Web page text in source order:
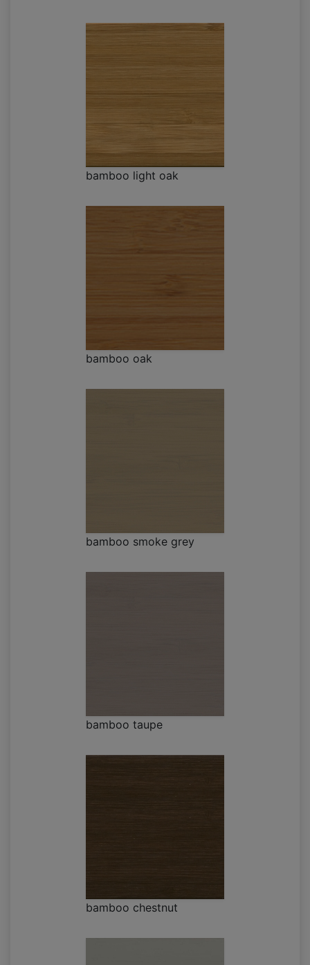
bamboo light oak
bamboo oak
bamboo smoke grey
bamboo taupe
bamboo chestnut